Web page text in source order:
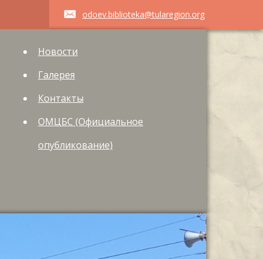
odoev.biblioteka@tularegion.org
Новости
Галерея
Контакты
ОМЦБС (Официальное
опубликование)